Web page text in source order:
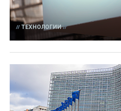
ТЕХНОЛОГИИ